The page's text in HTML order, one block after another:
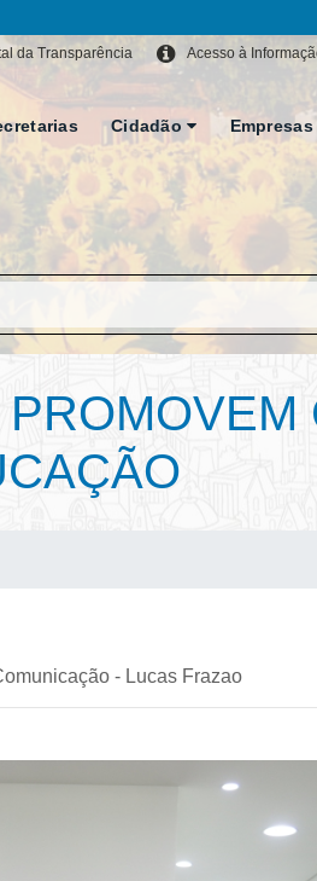
Acesso à
da Transparência
Cidadão
- Lucas Frazao